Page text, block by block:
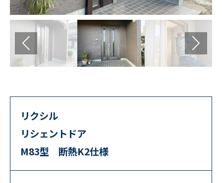
リクシル
リシェントドア
M83型 断熱K2仕様